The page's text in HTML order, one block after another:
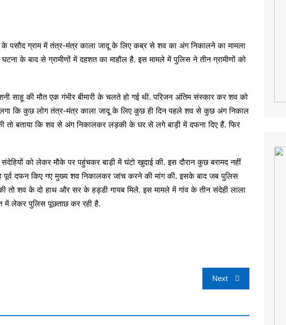
के पसौद ग्राम में तंत्र-मंत्र काला जादू के लिए कब्र से शव का अंग निकालने का मामला
के बाद से ग्रामीणों में दहशत का माहौल है. इस मामले में पुलिस ने तीन ग्रामीणों को
साहू की मौत एक गंभीर बीमारी के चलते हो गई थी. परिजन अंतिम संस्कार कर शव को
लगा कि कुछ लोग तंत्र-मंत्र काला जादू के लिए कुछ ही दिन पहले शव से कुछ अंग निकाल
तो बताया कि शव से अंग निकालकर लड़की के घर से लगे बाड़ी में दफना दिए हैं. फिर
को लेकर मौके पर पहुंचकर बाड़ी में घंटो खुदाई की. इस दौरान कुछ बरामद नहीं
पूर्व दफन किए गए मुख्य शव निकालकर जांच करने की मांग की. इसके बाद जब पुलिस
तो शव के दो हाथ और सर के हड्डी गायब मिले. इस मामले में गांव के तीन संदेही लाला
में लेकर पुलिस पूछताछ कर रही है.
Next